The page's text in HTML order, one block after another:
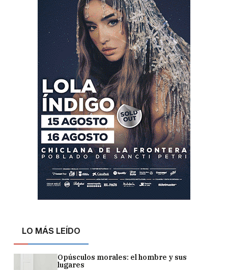
LO MÁS LEÍDO
Opúsculos morales: el hombre y sus
lugares